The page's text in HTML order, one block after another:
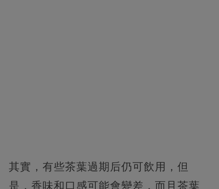
其實，有些茶葉過期后仍可飲用，但
是，香味和口感可能會變差，而且茶葉